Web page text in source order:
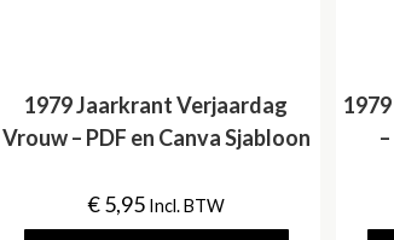
1979 Jaarkrant Verjaardag
Vrouw – PDF en Canva Sjabloon
€5,95 Incl. BTW